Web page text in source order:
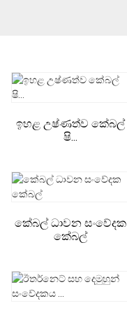
ඉහළ උෂ්ණත්ව කේබල්
ෂි...
කේබල් ධාවන සංවේදක
කේබල්